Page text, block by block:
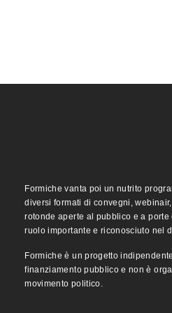
Formiche vanta poi un nutrito
diversi formati di convegni,
rotonde aperte al pubblico e a porte
ruolo importante e riconosciuto nel
Formiche è un progetto
finanziamento pubblico e non è
movimento politico.